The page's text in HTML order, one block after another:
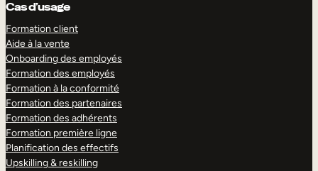
Cas d’usage
Formation client
Aide à la vente
Onboarding des employés
Formation des employés
Formation à la conformité
Formation des partenaires
Formation des adhérents
Formation première ligne
Planification des effectifs
Upskilling & reskilling